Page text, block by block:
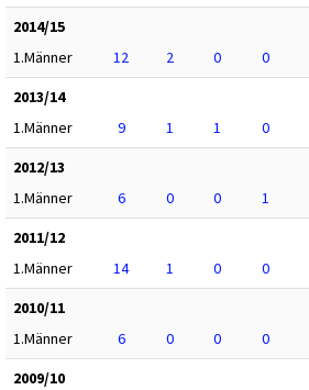
2014/15
1.Männer
12 2 0 0
2013/14
1.Männer
9 1 1 0
2012/13
1.Männer
6 0 0 1
2011/12
1.Männer
14 1 0 0
2010/11
1.Männer
6 0 0 0
2009/10